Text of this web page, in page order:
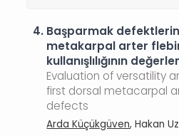
4. Başparmak
metakarpal arter
kullanışlılığının
Evaluation of versatility
first dorsal metacarpal
defects
Arda Küçükgüven, Hakan